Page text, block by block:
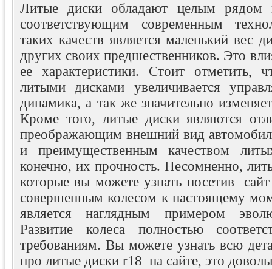
Литые диски обладают целым рядом
соответствующим современным
таких качеств является маленький вес
других своих предшественников. Это
ее характеристики. Стоит отметить,
литыми дисками увеличивается
динамика, а так же значительно
Кроме того, литые диски являются
преображающим внешний вид
и преимущественным качеством
конечно, их прочность. Несомненно,
которые вы можете узнать посетив
совершенным колесом к настоящему
является наглядным примером
Развитие колеса полностью
требованиям. Вы можете узнать всю
про литые диски r18 на сайте, это